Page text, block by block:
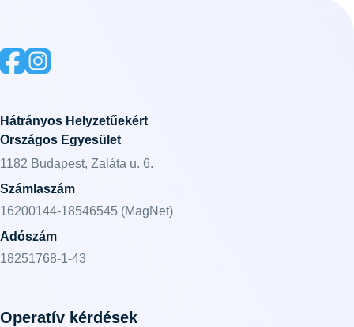
Hátrányos Helyzetűekért
Országos Egyesület
1182 Budapest, Zaláta u. 6.
Számlaszám
16200144-18546545 (MagNet)
Adószám
18251768-1-43
Operatív kérdések